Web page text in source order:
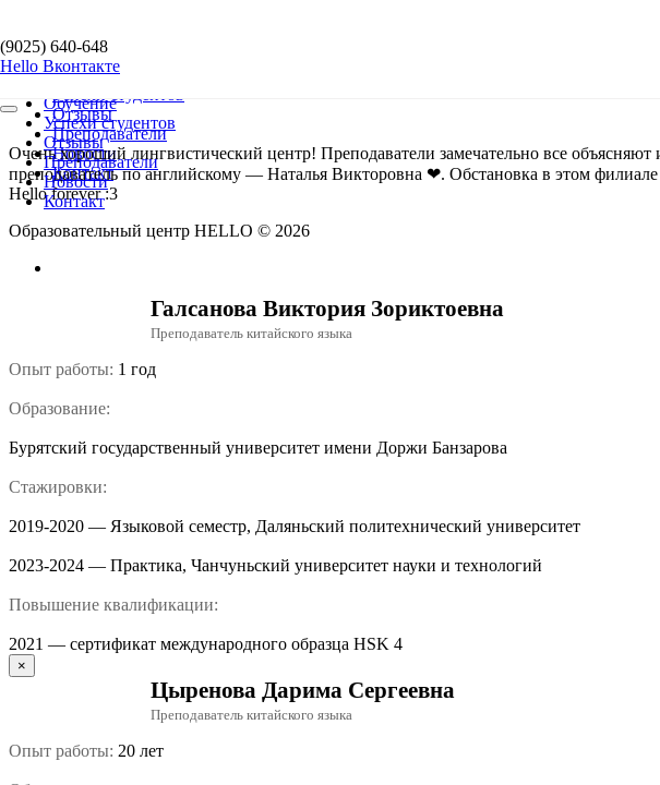
(9025) 640-648
Hello Вконтакте
Обучение
Успехи студентов
Отзывы
Преподаватели
Новости
Контакт
(9025) 640-648
Hello Вконтакте
Меню
навигации
Меню
навигацииОбучение
Отзывы
Преподаватели
Новости
Контакт
Очень хороший лингвистический центр! Преподаватели замечательно все
преподаватель по английскому — Наталья Викторовна ❤. Обстановка в этом
Hello forever :3
Образовательный центр HELLO © 2026
Галсанова Виктория Зориктоевна
Преподаватель китайского языка
Опыт работы: 1 год
Образование:
Бурятский государственный университет имени Доржи Банзарова
Стажировки:
2019-2020 — Языковой семестр, Даляньский политехнический университет
2023-2024 — Практика, Чанчуньский университет науки и технологий
Повышение квалификации:
2021 — cертификат международного образца HSK 4
×
Цыренова Дарима Сергеевна
Преподаватель китайского языка
Опыт работы: 20 лет